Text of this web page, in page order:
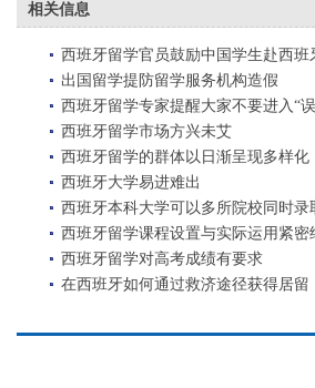
相关信息
西班牙留学官员鼓励中国学生赴西班
出国留学提防留学服务机构造假
西班牙留学专家提醒大家不要进入“
西班牙留学市场方兴未艾
西班牙留学的群体以日渐呈现多样化
西班牙大学易进难出
西班牙本科大学可以多所院校同时录
西班牙留学课程设置与实际运用紧密
西班牙留学对高考成绩有要求
在西班牙如何通过救济途径获得居留